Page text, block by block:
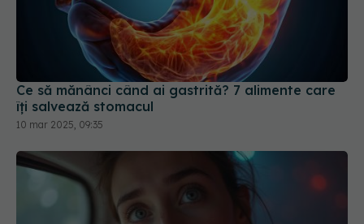
Ce să mănânci când ai gastrită? 7 alimente care
îți salvează stomacul
10 mar 2025, 09:35